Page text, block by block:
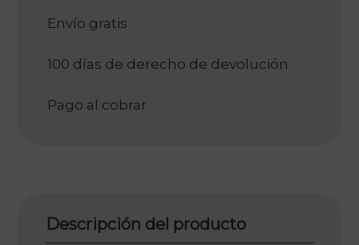
Envío gratis
100 días de derecho de devolución
Pago al cobrar
Descripción del producto